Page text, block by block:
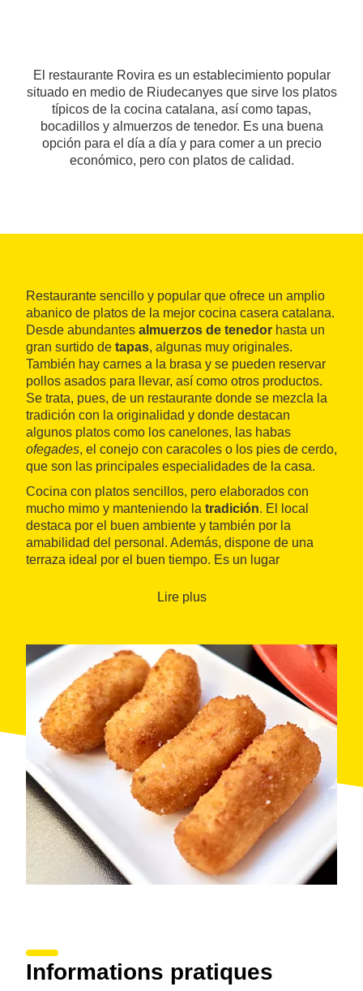
El restaurante Rovira es un establecimiento popular
situado en medio de Riudecanyes que sirve los platos
típicos de la cocina catalana, así como tapas,
bocadillos y almuerzos de tenedor. Es una buena
opción para el día a día y para comer a un precio
económico, pero con platos de calidad.
Restaurante sencillo y popular que ofrece un amplio
abanico de platos de la mejor cocina casera catalana.
Desde abundantes almuerzos de tenedor hasta un
gran surtido de tapas, algunas muy originales.
También hay carnes a la brasa y se pueden reservar
pollos asados para llevar, así como otros productos.
Se trata, pues, de un restaurante donde se mezcla la
tradición con la originalidad y donde destacan
algunos platos como los canelones, las habas
ofegades, el conejo con caracoles o los pies de cerdo,
que son las principales especialidades de la casa.
Cocina con platos sencillos, pero elaborados con
mucho mimo y manteniendo la tradición. El local
destaca por el buen ambiente y también por la
amabilidad del personal. Además, dispone de una
terraza ideal por el buen tiempo. Es un lugar
Lire plus
Informations pratiques